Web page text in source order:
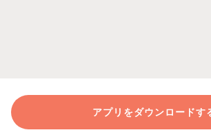
アプリをダウンロードす